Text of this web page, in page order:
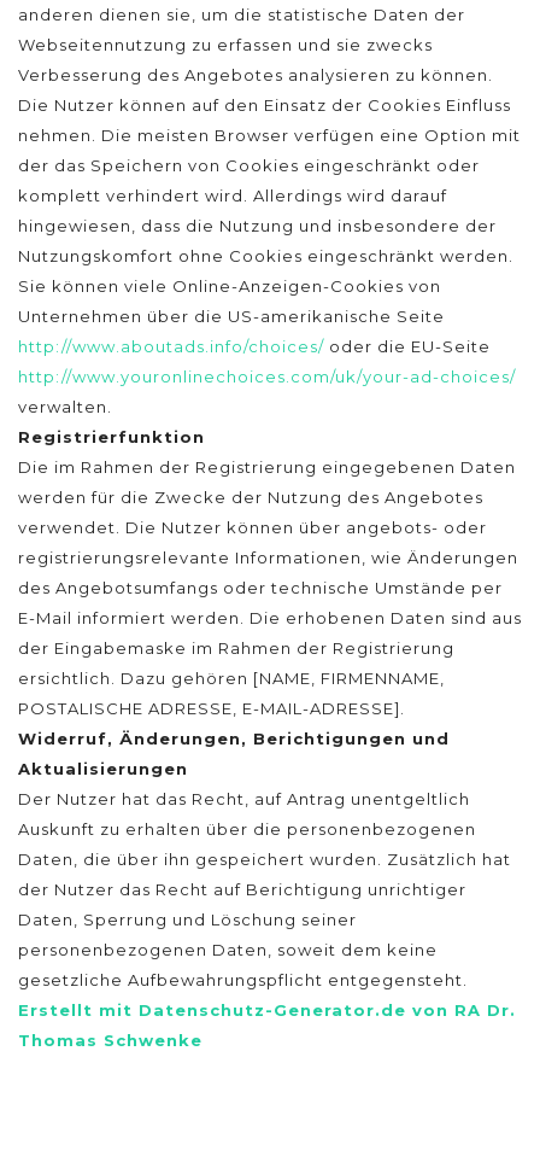
anderen dienen sie, um die statistische Daten der
Webseitennutzung zu erfassen und sie zwecks
Verbesserung des Angebotes analysieren zu können.
Die Nutzer können auf den Einsatz der Cookies Einfluss
nehmen. Die meisten Browser verfügen eine Option mit
der das Speichern von Cookies eingeschränkt oder
komplett verhindert wird. Allerdings wird darauf
hingewiesen, dass die Nutzung und insbesondere der
Nutzungskomfort ohne Cookies eingeschränkt werden.
Sie können viele Online-Anzeigen-Cookies von
Unternehmen über die US-amerikanische Seite
http://www.aboutads.info/choices/ oder die EU-Seite
http://www.youronlinechoices.com/uk/your-ad-choices/
verwalten.
Registrierfunktion
Die im Rahmen der Registrierung eingegebenen Daten
werden für die Zwecke der Nutzung des Angebotes
verwendet. Die Nutzer können über angebots- oder
registrierungsrelevante Informationen, wie Änderungen
des Angebotsumfangs oder technische Umstände per
E-Mail informiert werden. Die erhobenen Daten sind aus
der Eingabemaske im Rahmen der Registrierung
ersichtlich. Dazu gehören [NAME, FIRMENNAME,
POSTALISCHE ADRESSE, E-MAIL-ADRESSE].
Widerruf, Änderungen, Berichtigungen und
Aktualisierungen
Der Nutzer hat das Recht, auf Antrag unentgeltlich
Auskunft zu erhalten über die personenbezogenen
Daten, die über ihn gespeichert wurden. Zusätzlich hat
der Nutzer das Recht auf Berichtigung unrichtiger
Daten, Sperrung und Löschung seiner
personenbezogenen Daten, soweit dem keine
gesetzliche Aufbewahrungspflicht entgegensteht.
Erstellt mit Datenschutz-Generator.de von RA Dr.
Thomas Schwenke